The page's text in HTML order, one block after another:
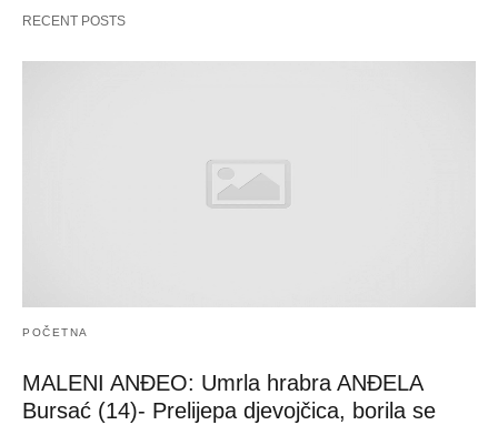
RECENT POSTS
POČETNA
MALENI ANĐEO: Umrla hrabra ANĐELA
Bursać (14)- Prelijepa djevojčica, borila se